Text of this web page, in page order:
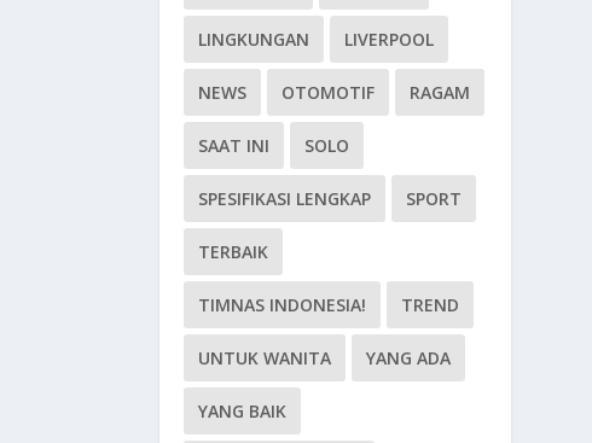
LINGKUNGAN LIVERPOOL
NEWS OTOMOTIF RAGAM
SAAT INI SOLO
SPESIFIKASI LENGKAP SPORT
TERBAIK
TIMNAS INDONESIA! TREND
UNTUK WANITA YANG ADA
YANG BAIK